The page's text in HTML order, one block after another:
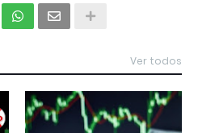
Ver todos